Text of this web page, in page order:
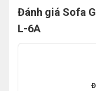
Đánh giá Sofa
L-6A